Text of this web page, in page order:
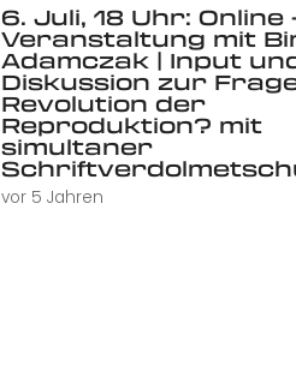
6. Juli, 18 Uhr: Online
Veranstaltung mit
Adamczak | Input
Diskussion zur
Revolution der
Reproduktion? mit
simultaner
vor 5 Jahren